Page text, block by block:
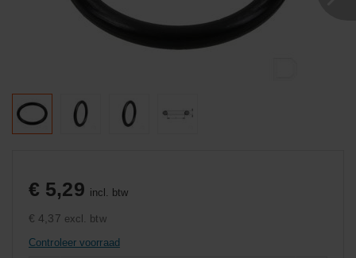
€ 5,29 incl. btw
€ 4,37 excl. btw
Controleer voorraad